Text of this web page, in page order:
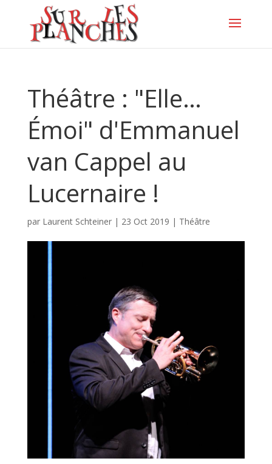
Théâtre : "Elle…
Émoi" d'Emmanuel
van Cappel au
Lucernaire !
par Laurent Schteiner| 23 Oct 2019 | Théâtre